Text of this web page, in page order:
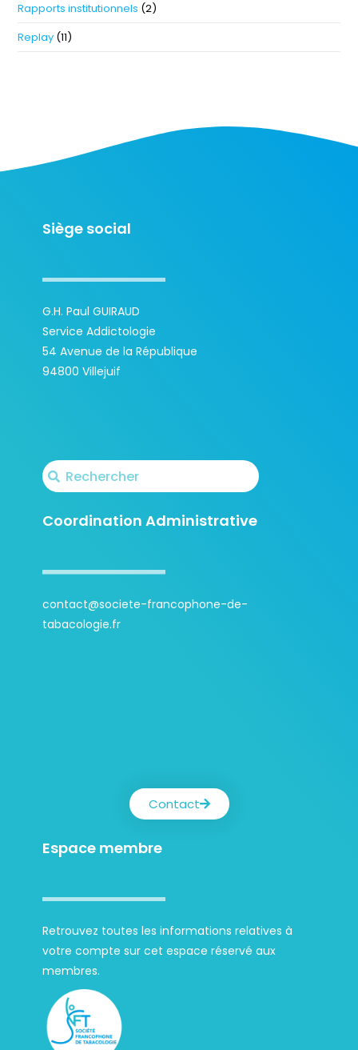
Rapports institutionnels (2)
Replay (11)
Siège social
G.H. Paul GUIRAUD
Service Addictologie
54 Avenue de la République
94800 Villejuif
Coordination Administrative
contact@societe-francophone-de-
tabacologie.fr
Contact
Espace membre
Retrouvez toutes les informations relatives à
votre compte sur cet espace réservé aux
membres.